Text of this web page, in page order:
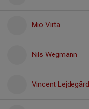
Mio Virta
Nils Wegmann
Vincent Lejdegård